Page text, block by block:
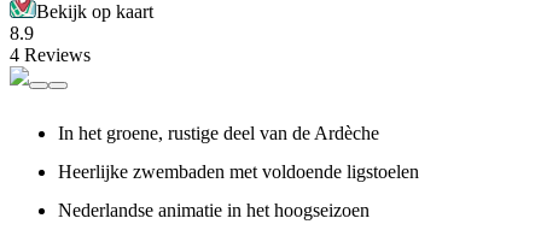
Bekijk op kaart
8.9
4 Reviews
In het groene, rustige deel van de Ardèche
Heerlijke zwembaden met voldoende ligstoelen
Nederlandse animatie in het hoogseizoen